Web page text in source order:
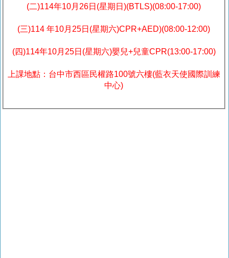
(二)114年10月26日(星期日)(BTLS)(08:00-17:00)
(三)114 年10月25日(星期六)CPR+AED)(08:00-12:00)
(四)114年10月25日(星期六)嬰兒+兒童CPR(13:00-17:00)
上課地點：台中市西區民權路100號六樓(藍衣天使國際訓練
中心)